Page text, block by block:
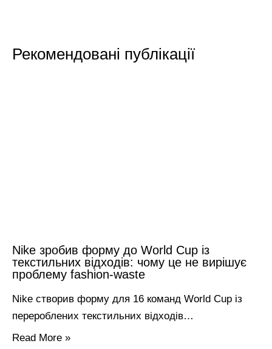
Рекомендовані публікації
Nike зробив форму до World Cup із
текстильних відходів: чому це не вирішує
проблему fashion-waste
Nike створив форму для 16 команд World Cup із
перероблених текстильних відходів…
Read More »